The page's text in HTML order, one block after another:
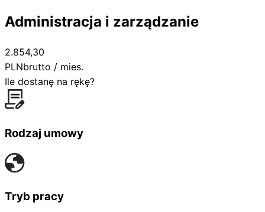
Administracja i zarządzanie
2.854,30
PLNbrutto / mies.
Ile dostanę na rękę?
Rodzaj umowy
Tryb pracy